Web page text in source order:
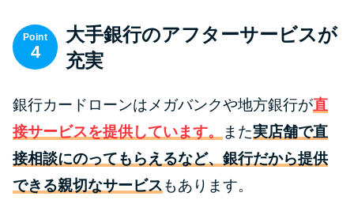
未成年でもお金を借りられる？
学生がお金を借りる方法は？親
へのバレにくさや将来への影響
を解説
Point
4
大手銀行のアフターサービスが
充実
銀行カードローンはメガバンクや地方銀行が直
接サービスを提供しています。
また実店舗で直
接相談にのってもらえるなど、銀行だから提供
できる親切なサービスもあります。